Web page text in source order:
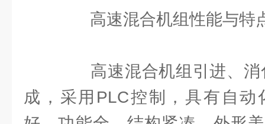
高速混合机组性能与特
高速混合机组引进、消
成，采用PLC控制，具有自